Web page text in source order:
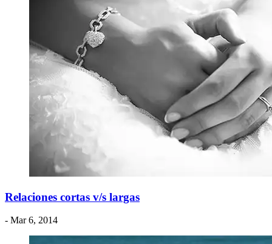
Relaciones cortas v/s largas
- Mar 6, 2014